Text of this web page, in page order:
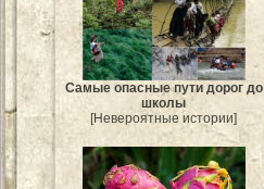
Самые опасные пути дорог до
школы
[Невероятные истории]